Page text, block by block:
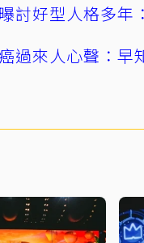
討好型人格多年
過來人心聲：早